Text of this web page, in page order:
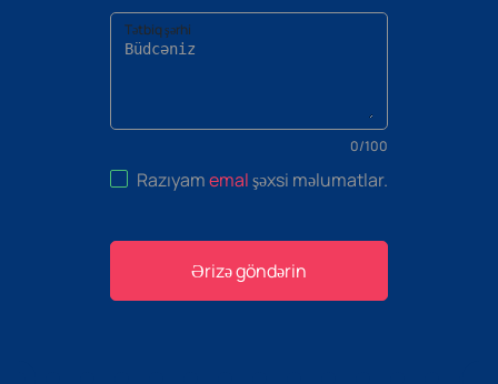
Tətbiq şərhi
0/100
Razıyamemalşəxsi məlumatlar.
Ərizə göndərin